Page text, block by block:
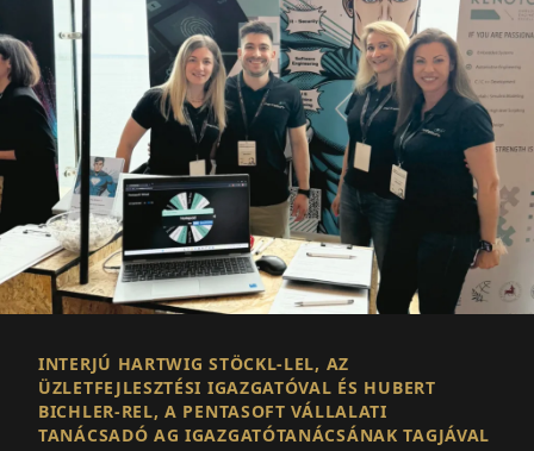
INTERJÚ HARTWIG STÖCKL-LEL, AZ
ÜZLETFEJLESZTÉSI IGAZGATÓVAL ÉS HUBERT
BICHLER-REL, A PENTASOFT VÁLLALATI
TANÁCSADÓ AG IGAZGATÓTANÁCSÁNAK TAGJÁVAL